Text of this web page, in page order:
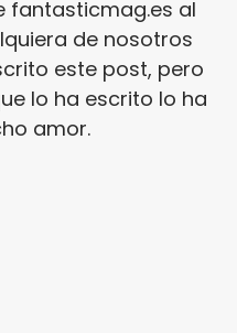
fantasticmag.es al
de nosotros
este post, pero
lo ha escrito lo ha
amor.